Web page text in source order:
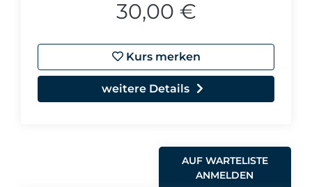
30,00 €
Kurs merken
weitere Details
AUF WARTELISTE
ANMELDEN